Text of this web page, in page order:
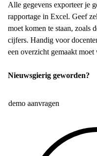
Alle gegevens exporteer je
rapportage in Excel. Geef
moet komen te staan, zoals
cijfers. Handig voor
een overzicht gemaakt
Nieuwsgierig geworden?
demo aanvragen